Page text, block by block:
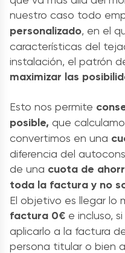
nuestro caso todo
personalizado, en el
características del
instalación, el patrón
maximizar las
Esto nos permite
posible, que
convertimos en una
diferencia del
de una cuota de
toda la factura y no
El objetivo es llegar lo
factura 0€ e incluso,
aplicarlo a la factura
persona titular o bien